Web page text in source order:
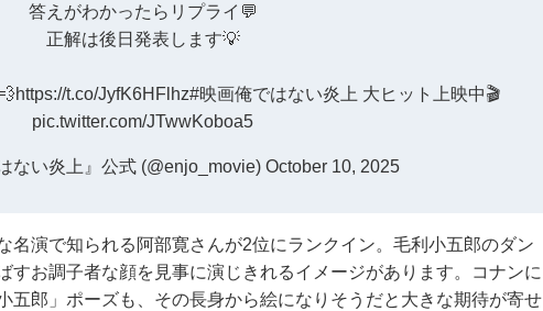
答えがわかったらリプライ💬
正解は後日発表します💡
https://t.co/JyfK6HFlhz#映画俺ではない炎上 大ヒット上映中🎬
pic.twitter.com/JTwwKoboa5
ない炎上』公式 (@enjo_movie) October 10, 2025
名演で知られる阿部寛さんが2位にランクイン。毛利小五郎のダン
すお調子者な顔を見事に演じきれるイメージがあります。コナンに
五郎」ポーズも、その長身から絵になりそうだと大きな期待が寄せ